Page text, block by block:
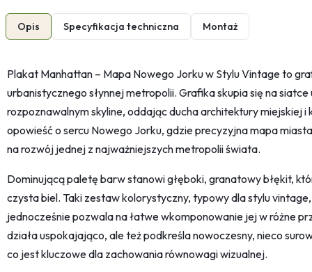
Opis Specyfikacja techniczna Montaż
Plakat Manhattan – Mapa Nowego Jorku w Stylu Vintage to
urbanistycznego słynnej metropolii. Grafika skupia się na
rozpoznawalnym skyline, oddając ducha architektury miejskiej
opowieść o sercu Nowego Jorku, gdzie precyzyjna mapa
na rozwój jednej z najważniejszych metropolii świata.
Dominującą paletę barw stanowi głęboki, granatowy błękit,
czysta biel. Taki zestaw kolorystyczny, typowy dla stylu
jednocześnie pozwala na łatwe wkomponowanie jej w różne
działa uspokajająco, ale też podkreśla nowoczesny, nieco
co jest kluczowe dla zachowania równowagi wizualnej.